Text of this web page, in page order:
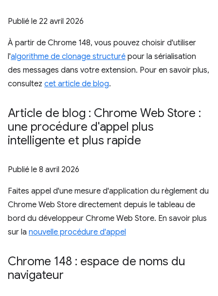
Publié le 22 avril 2026
À partir de Chrome 148, vous pouvez choisir d'utiliser
l'algorithme de clonage structuré pour la sérialisation
des messages dans votre extension. Pour en savoir plus,
consultez cet article de blog.
Article de blog : Chrome Web Store :
une procédure d'appel plus
intelligente et plus rapide
Publié le 8 avril 2026
Faites appel d'une mesure d'application du règlement du
Chrome Web Store directement depuis le tableau de
bord du développeur Chrome Web Store. En savoir plus
sur la nouvelle procédure d'appel
Chrome 148 : espace de noms du
navigateur